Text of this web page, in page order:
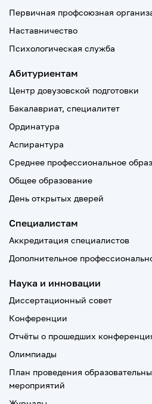
Первичная профсоюзная
Наставничество
Психологическая служба
Абитуриентам
Центр довузовской подготовки
Бакалавриат, специалитет
Ординатура
Аспирантура
Среднее профессиональное
Общее образование
День открытых дверей
Специалистам
Аккредитация специалистов
Дополнительное
Наука и инновации
Диссертационный совет
Конференции
Отчёты о прошедших
Олимпиады
План проведения
мероприятий